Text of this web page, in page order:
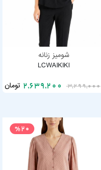
شومیز زنانه
LCWAIKIKI
3,299,000 تومان
%20